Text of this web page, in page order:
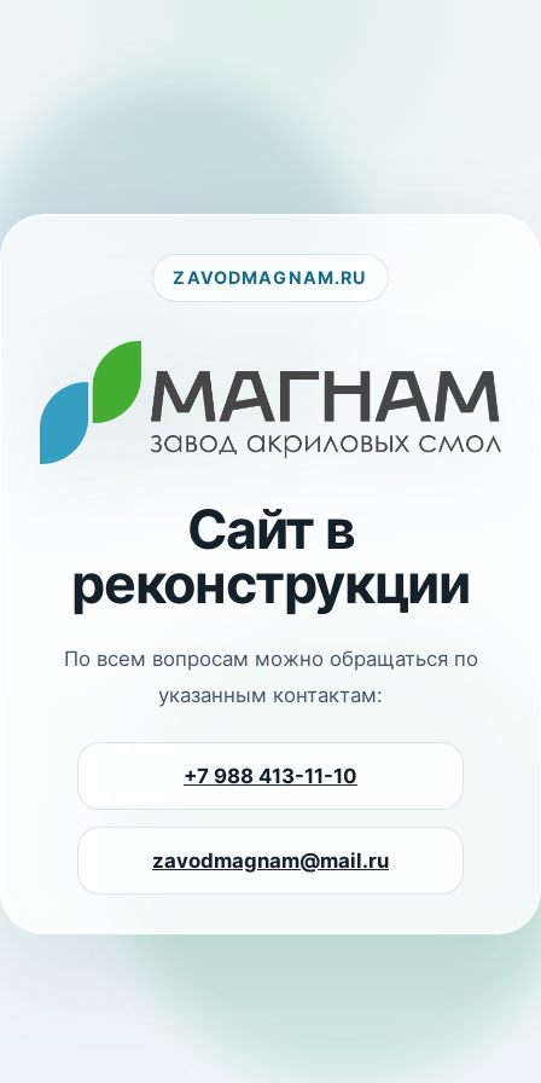
ZAVODMAGNAM.RU
Сайт в
реконструкции
По всем вопросам можно обращаться по
указанным контактам:
+7 988 413-11-10
zavodmagnam@mail.ru